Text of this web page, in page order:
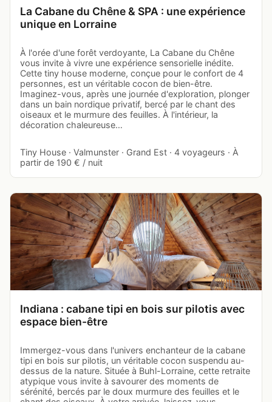
La Cabane du Chêne & SPA : une expérience
unique en Lorraine
À l'orée d'une forêt verdoyante, La Cabane du Chêne
vous invite à vivre une expérience sensorielle inédite.
Cette tiny house moderne, conçue pour le confort de 4
personnes, est un véritable cocon de bien-être.
Imaginez-vous, après une journée d'exploration, plonger
dans un bain nordique privatif, bercé par le chant des
oiseaux et le murmure des feuilles. À l'intérieur, la
décoration chaleureuse…
Tiny House · Valmunster · Grand Est · 4 voyageurs · À
partir de 190 € / nuit
Indiana : cabane tipi en bois sur pilotis avec
espace bien-être
Immergez-vous dans l'univers enchanteur de la cabane
tipi en bois sur pilotis, un véritable cocon suspendu au-
dessus de la nature. Située à Buhl-Lorraine, cette retraite
atypique vous invite à savourer des moments de
sérénité, bercés par le doux murmure des feuilles et le